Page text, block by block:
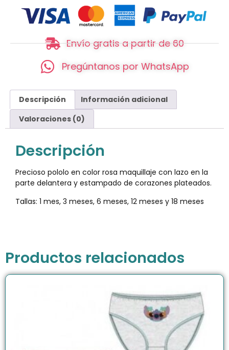
Envío gratis a partir de 60
Pregúntanos por WhatsApp
Descripción
Información adicional
Valoraciones (0)
Descripción
Precioso pololo en color rosa maquillaje con lazo en la
parte delantera y estampado de corazones plateados.
Tallas: 1 mes, 3 meses, 6 meses, 12 meses y 18 meses
Productos relacionados